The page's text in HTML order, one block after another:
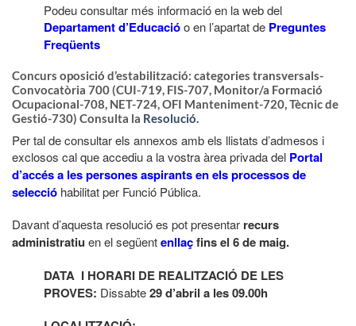
Podeu consultar més informació en la web del
Departament d’Educacióo en l’apartat de Preguntes
Freqüents
Concurs oposició d’estabilització: categories transversals-
Convocatòria 700 (CUI-719, FIS-707, Monitor/a Formació
Ocupacional-708, NET-724, OFI Manteniment-720, Tècnic de
Gestió-730) Consulta la Resolució.
Per tal de consultar els annexos amb els llistats d’admesos i
exclosos cal que accediu a la vostra àrea privada del Portal
d’accés a les persones aspirants en els processos de
selecció habilitat per Funció Pública.
Davant d’aquesta resolució es pot presentar recurs
administratiu en el següentenllaçfins el 6 de maig.
DATA I HORARI DE REALITZACIÓ DE LES
PROVES: Dissabte29 d’abril a les 09.00h